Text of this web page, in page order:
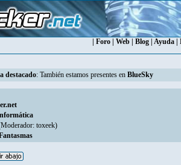
Foro Web Blog Ayuda
destacado: También estamos presentes en BlueSky
toxeek)